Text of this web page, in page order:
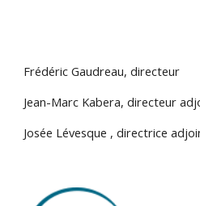
Frédéric Gaudreau, directeur
Jean-Marc Kabera, directeur
Josée Lévesque , directrice